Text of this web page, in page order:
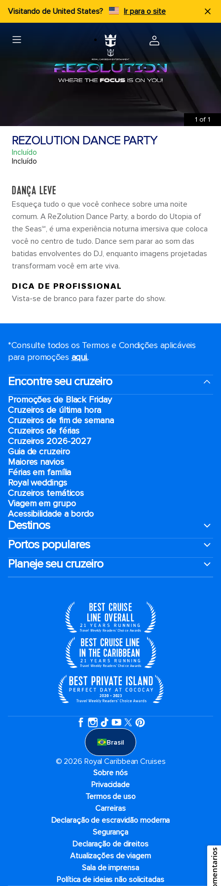
Visitando de United States? Ir para o site
1 of 1
REZOLUTION DANCE PARTY
Incluído
Incluído
DANÇA LEVE
Esqueça tudo o que você conhece sobre uma noite
comum. A ReZolution Dance Party, a bordo do Utopia of
the Seas℠, é uma experiência noturna imersiva que coloca
você no centro de tudo. Dance sem parar ao som das
batidas envolventes do DJ, enquanto imagens projetadas
transformam você em arte viva.
DICA DE PROFISSIONAL
Vista-se de branco para fazer parte do show.
*Consulte todos os Termos e Condições aplicáveis ​​
para promoções aqui..
Encontre seu cruzeiro
Promoções de Black Friday
Cruzeiros de última hora
Cruzeiros de fim de semana
Cruzeiros de férias
Cruzeiros 2026-2027
Guia de cruzeiro
Maiores navios
Férias em família
Royal weddings
Cruzeiros temáticos
Viagem em grupo
Acessibilidade a bordo
Destinos
Portos populares
Planeje seu cruzeiro
Brasil
© 2026 Royal Caribbean Cruises
Sobre nós
Privacidade
Termos de uso
Carreiras
Declaração de escravidão moderna
Segurança
Declaração de direitos
Atualizações de viagem
Sala de imprensa
Política de ideias não solicitadas
Comentarios